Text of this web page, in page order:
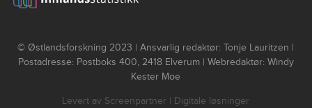
© Østlandsforskning 2023 | Ansvarlig redaktør: Tonje Lauritzen |
Postadresse: Postboks 400, 2418 Elverum | Webredaktør: Windy
Kester Moe
Levert av Screenpartner | Digitale løsninger